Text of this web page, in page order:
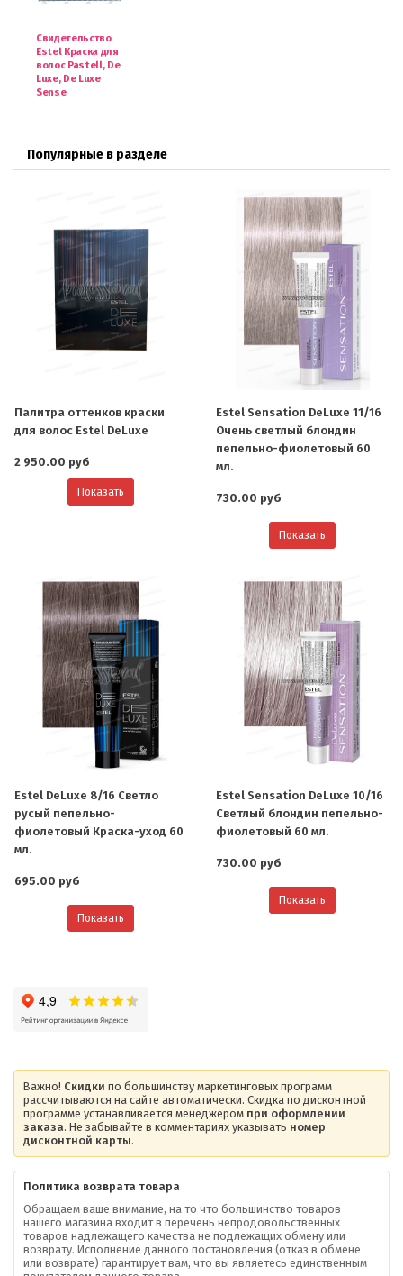
Свидетельство
Estel Краска для
волос Pastell, De
Luxe, De Luxe
Sense
Популярные в разделе
Палитра оттенков краски
для волос Estel DeLuxe
2 950.00 руб
Показать
Estel Sensation DeLuxe 11/16
Очень светлый блондин
пепельно-фиолетовый 60
мл.
730.00 руб
Показать
Estel DeLuxe 8/16 Светло
русый пепельно-
фиолетовый Краска-уход 60
мл.
695.00 руб
Показать
Estel Sensation DeLuxe 10/16
Светлый блондин пепельно-
фиолетовый 60 мл.
730.00 руб
Показать
Важно! Скидки по большинству маркетинговых программ
рассчитываются на сайте автоматически. Скидка по дисконтной
программе устанавливается менеджером при оформлении
заказа. Не забывайте в комментариях указывать номер
дисконтной карты.
Политика возврата товара
Обращаем ваше внимание, на то что большинство товаров
нашего магазина входит в перечень непродовольственных
товаров надлежащего качества не подлежащих обмену или
возврату. Исполнение данного постановления (отказ в обмене
или возврате) гарантирует вам, что вы являетесь единственным
О компании